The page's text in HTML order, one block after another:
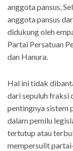
anggota pansus,
anggota pansus
didukung oleh
Partai Persatuan
dan Hanura.
Hal ini tidak
dari sepuluh fraksi
pentingnya sistem
dalam pemilu
tertutup atau
mempersulit